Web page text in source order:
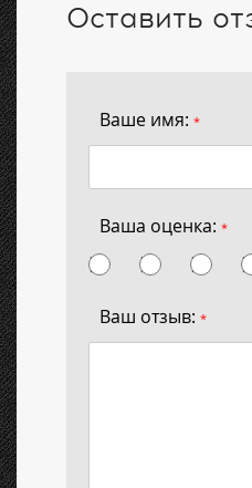
Оставить
Ваше имя: *
Ваша оценка: *
Ваш отзыв: *